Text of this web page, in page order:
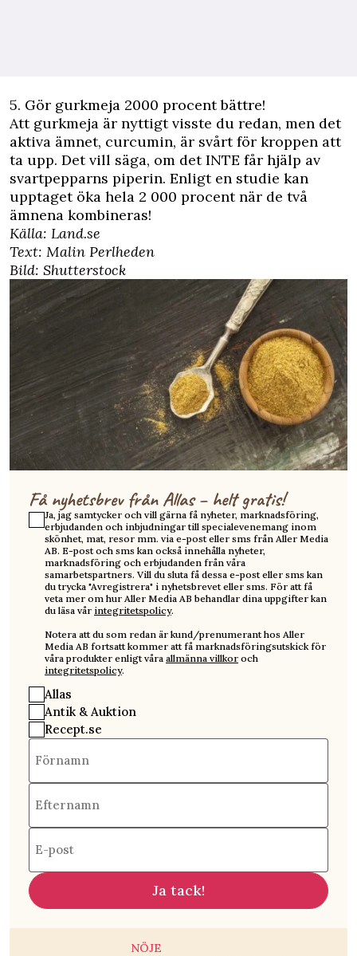
5. Gör gurkmeja 2000 procent bättre!
Att gurkmeja är nyttigt visste du redan, men det
aktiva ämnet, curcumin, är svårt för kroppen att
ta upp. Det vill säga, om det INTE får hjälp av
svartpepparns piperin. Enligt en studie kan
upptaget öka hela 2 000 procent när de två
ämnena kombineras!
Källa: Land.se
Text: Malin Perlheden
Bild: Shutterstock
Få nyhetsbrev från Allas – helt gratis!
Ja, jag samtycker och vill gärna få nyheter, marknadsföring,
erbjudanden och inbjudningar till specialevenemang inom
skönhet, mat, resor mm. via e-post eller sms från Aller Media
AB. E-post och sms kan också innehålla nyheter,
marknadsföring och erbjudanden från våra
samarbetspartners. Vill du sluta få dessa e-post eller sms kan
du trycka "Avregistrera" i nyhetsbrevet eller sms. För att få
veta mer om hur Aller Media AB behandlar dina uppgifter kan
du läsa vår integritetspolicy.
Notera att du som redan är kund/prenumerant hos Aller
Media AB fortsatt kommer att få marknadsföringsutskick för
våra produkter enligt våra allmänna villkor och
integritetspolicy.
Allas
Antik & Auktion
Recept.se
Förnamn
Efternamn
E-post
Ja tack!
NÖJE